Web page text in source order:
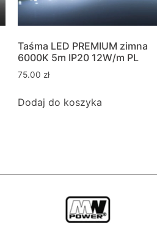
Taśma LED PREMIUM zimna
6000K 5m IP20 12W/m PL
75.00 zł
Dodaj do koszyka